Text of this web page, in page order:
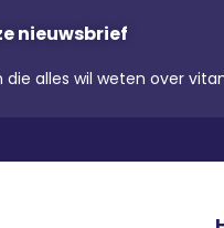
nieuwsbrief
alles wil weten over